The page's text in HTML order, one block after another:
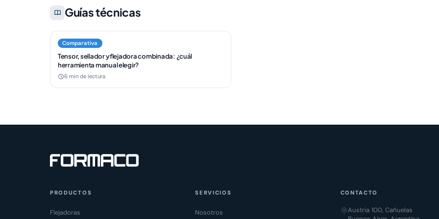
Guías técnicas
Comparativa
Tensor, sellador y flejadora combinada: ¿cuál
herramienta manual elegir?
6 min de lectura
PRODUCTOS
Flejadoras
SERVICIOS
Nosotros
CONTACTO
Austria 100, Cañuelas